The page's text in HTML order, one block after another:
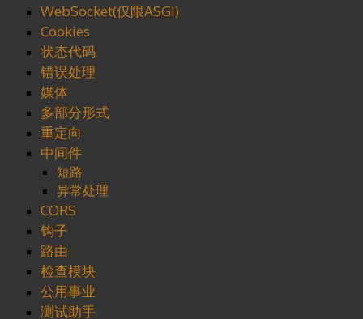
WebSocket(仅限ASGI)
Cookies
状态代码
错误处理
媒体
多部分形式
重定向
中间件
短路
异常处理
CORS
钩子
路由
检查模块
公用事业
测试助手